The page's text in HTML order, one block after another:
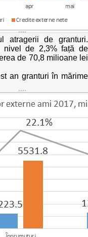
atragerii de granturi.
nivel de 2,3% față de
de 70,8 milioane lei
an granturi în mărime